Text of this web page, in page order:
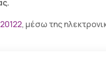
, μέσω της